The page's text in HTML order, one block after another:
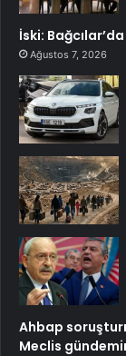
İski:
Ağustos 7, 2026
Ahbap
Meclis